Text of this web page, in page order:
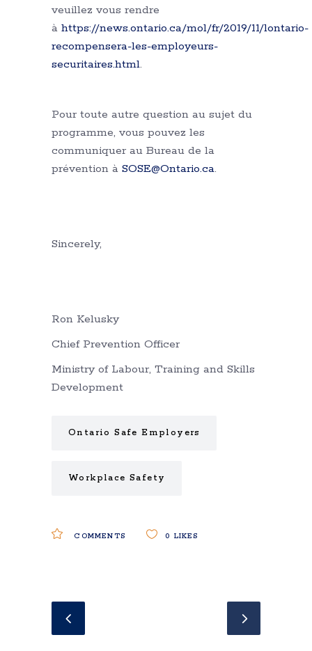
veuillez vous rendre
à https://news.ontario.ca/mol/fr/2019/11/lontario-
recompensera-les-employeurs-
securitaires.html.
Pour toute autre question au sujet du
programme, vous pouvez les
communiquer au Bureau de la
prévention à SOSE@Ontario.ca.
Sincerely,
Ron Kelusky
Chief Prevention Officer
Ministry of Labour, Training and Skills
Development
Ontario Safe Employers
Workplace Safety
COMMENTS 0 LIKES